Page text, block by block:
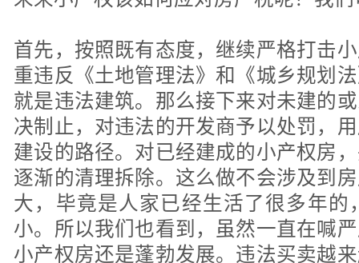
首先，按照既有态度，继续严格打击
重违反《土地管理法》和《城乡规划
就是违法建筑。那么接下来对未建的
决制止，对违法的开发商予以处罚，
建设的路径。对已经建成的小产权房
逐渐的清理拆除。这么做不会涉及到
大，毕竟是人家已经生活了很多年的
小。所以我们也看到，虽然一直在喊
小产权房还是蓬勃发展。违法买卖越